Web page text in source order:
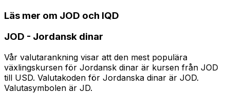
Läs mer om JOD och IQD
JOD - Jordansk dinar
Vår valutarankning visar att den mest populära
växlingskursen för Jordansk dinar är kursen från JOD
till USD. Valutakoden för Jordanska dinar är JOD.
Valutasymbolen är JD.